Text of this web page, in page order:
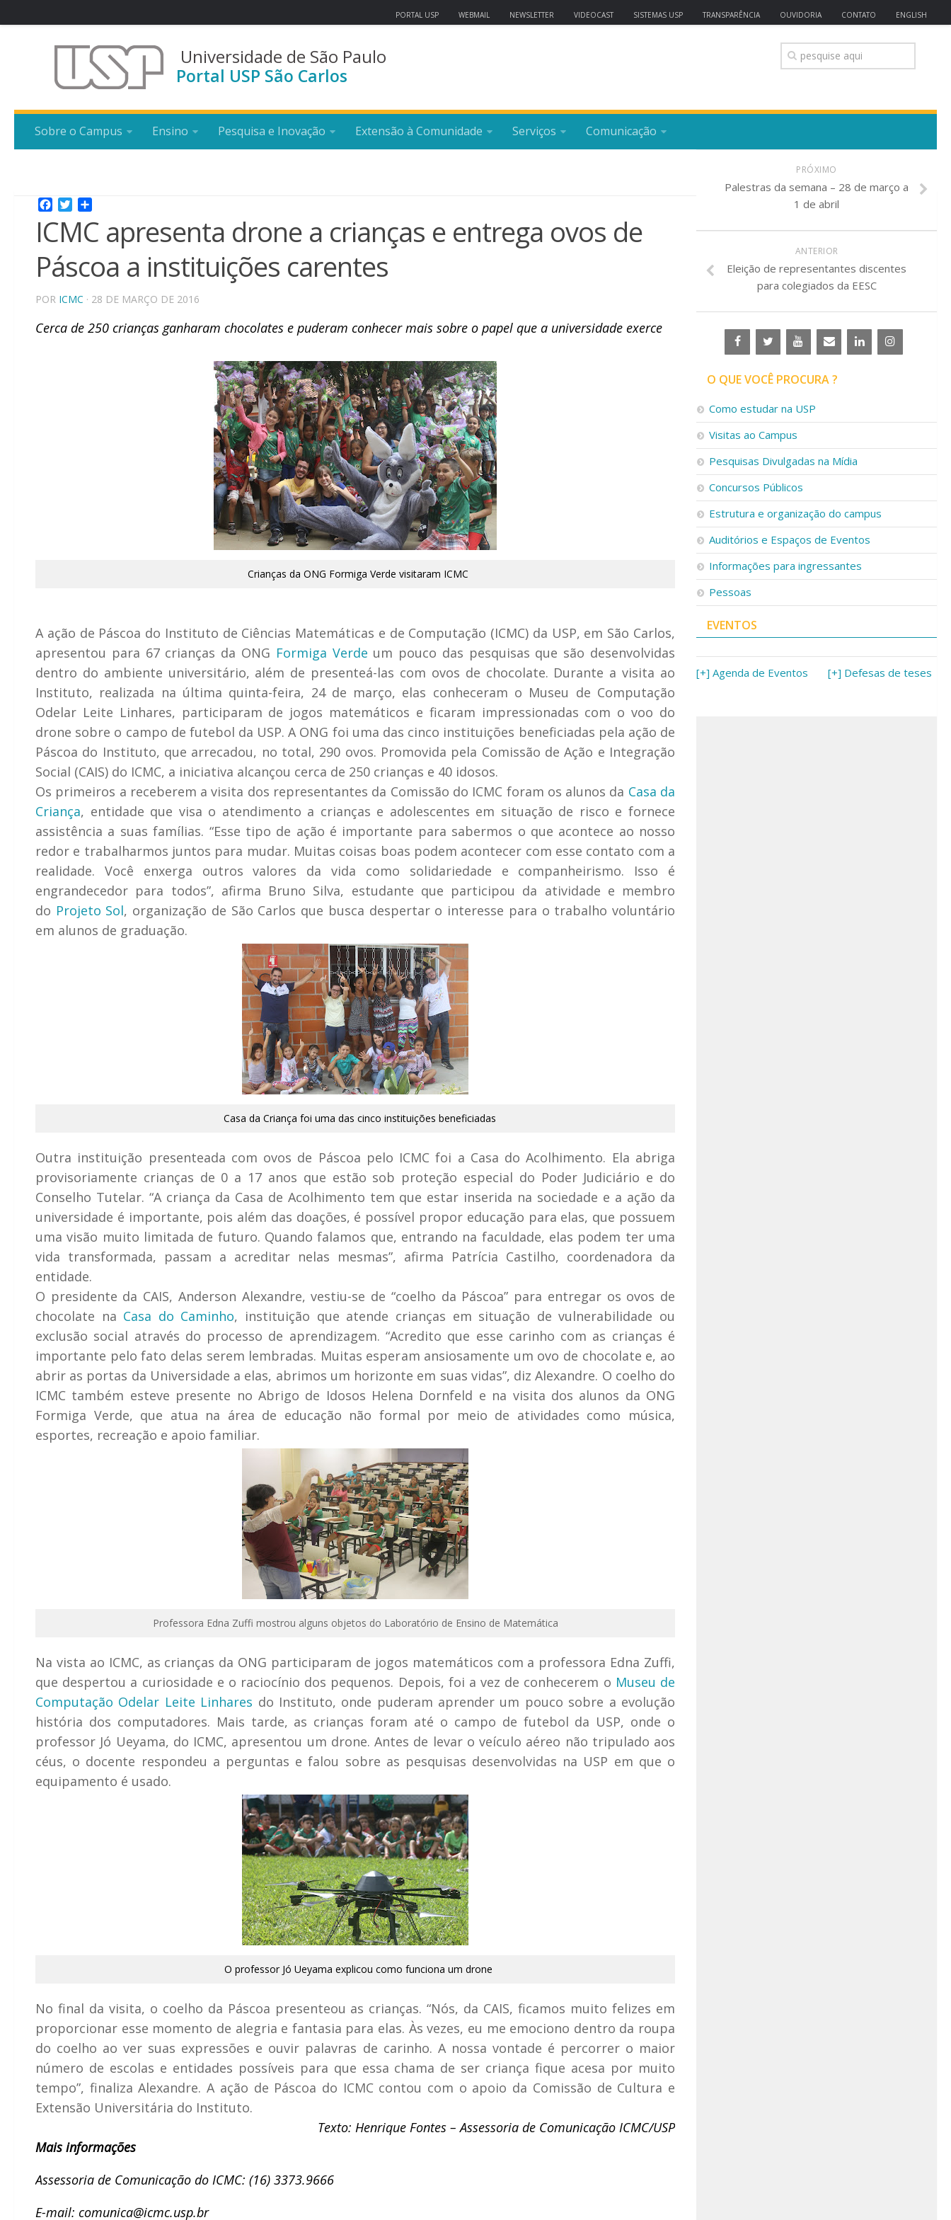
PORTAL USP WEBMAIL NEWSLETTER VIDEOCAST SISTEMAS USP TRANSPARÊNCIA OUVIDORIA CONTATO ENGLISH
Universidade de São Paulo
Portal USP São Carlos
Sobre o Campus Ensino Pesquisa e Inovação Extensão à Comunidade Serviços Comunicação
Facebook
Twitter
ICMC apresenta drone a crianças e entrega ovos de
Páscoa a instituições carentes
POR ICMC · 28 DE MARÇO DE 2016
Cerca de 250 crianças ganharam chocolates e puderam conhecer mais sobre o papel que a universidade exerce
Crianças da ONG Formiga Verde visitaram ICMC
A ação de Páscoa do Instituto de Ciências Matemáticas e de Computação (ICMC) da USP, em São Carlos,
apresentou para 67 crianças da ONG Formiga Verde um pouco das pesquisas que são desenvolvidas
dentro do ambiente universitário, além de presenteá-las com ovos de chocolate. Durante a visita ao
Instituto, realizada na última quinta-feira, 24 de março, elas conheceram o Museu de Computação
Odelar Leite Linhares, participaram de jogos matemáticos e ficaram impressionadas com o voo do
drone sobre o campo de futebol da USP. A ONG foi uma das cinco instituições beneficiadas pela ação de
Páscoa do Instituto, que arrecadou, no total, 290 ovos. Promovida pela Comissão de Ação e Integração
Social (CAIS) do ICMC, a iniciativa alcançou cerca de 250 crianças e 40 idosos.
Os primeiros a receberem a visita dos representantes da Comissão do ICMC foram os alunos da Casa da
Criança, entidade que visa o atendimento a crianças e adolescentes em situação de risco e fornece
assistência a suas famílias. “Esse tipo de ação é importante para sabermos o que acontece ao nosso
redor e trabalharmos juntos para mudar. Muitas coisas boas podem acontecer com esse contato com a
realidade. Você enxerga outros valores da vida como solidariedade e companheirismo. Isso é
engrandecedor para todos”, afirma Bruno Silva, estudante que participou da atividade e membro
do Projeto Sol, organização de São Carlos que busca despertar o interesse para o trabalho voluntário
em alunos de graduação.
Casa da Criança foi uma das cinco instituições beneficiadas
Outra instituição presenteada com ovos de Páscoa pelo ICMC foi a Casa do Acolhimento. Ela abriga
provisoriamente crianças de 0 a 17 anos que estão sob proteção especial do Poder Judiciário e do
Conselho Tutelar. “A criança da Casa de Acolhimento tem que estar inserida na sociedade e a ação da
universidade é importante, pois além das doações, é possível propor educação para elas, que possuem
uma visão muito limitada de futuro. Quando falamos que, entrando na faculdade, elas podem ter uma
vida transformada, passam a acreditar nelas mesmas”, afirma Patrícia Castilho, coordenadora da
entidade.
O presidente da CAIS, Anderson Alexandre, vestiu-se de “coelho da Páscoa” para entregar os ovos de
chocolate na Casa do Caminho, instituição que atende crianças em situação de vulnerabilidade ou
exclusão social através do processo de aprendizagem. “Acredito que esse carinho com as crianças é
importante pelo fato delas serem lembradas. Muitas esperam ansiosamente um ovo de chocolate e, ao
abrir as portas da Universidade a elas, abrimos um horizonte em suas vidas”, diz Alexandre. O coelho do
ICMC também esteve presente no Abrigo de Idosos Helena Dornfeld e na visita dos alunos da ONG
Formiga Verde, que atua na área de educação não formal por meio de atividades como música,
esportes, recreação e apoio familiar.
Professora Edna Zuffi mostrou alguns objetos do Laboratório de Ensino de Matemática
Na vista ao ICMC, as crianças da ONG participaram de jogos matemáticos com a professora Edna Zuffi,
que despertou a curiosidade e o raciocínio dos pequenos. Depois, foi a vez de conhecerem o Museu de
Computação Odelar Leite Linhares do Instituto, onde puderam aprender um pouco sobre a evolução
história dos computadores. Mais tarde, as crianças foram até o campo de futebol da USP, onde o
professor Jó Ueyama, do ICMC, apresentou um drone. Antes de levar o veículo aéreo não tripulado aos
céus, o docente respondeu a perguntas e falou sobre as pesquisas desenvolvidas na USP em que o
equipamento é usado.
O professor Jó Ueyama explicou como funciona um drone
No final da visita, o coelho da Páscoa presenteou as crianças. “Nós, da CAIS, ficamos muito felizes em
proporcionar esse momento de alegria e fantasia para elas. Às vezes, eu me emociono dentro da roupa
do coelho ao ver suas expressões e ouvir palavras de carinho. A nossa vontade é percorrer o maior
número de escolas e entidades possíveis para que essa chama de ser criança fique acesa por muito
tempo”, finaliza Alexandre. A ação de Páscoa do ICMC contou com o apoio da Comissão de Cultura e
Extensão Universitária do Instituto.
Texto: Henrique Fontes – Assessoria de Comunicação ICMC/USP
Mais informações
Assessoria de Comunicação do ICMC: (16) 3373.9666
E-mail: comunica@icmc.usp.br
PRÓXIMO
Palestras da semana – 28 de março a
1 de abril
ANTERIOR
Eleição de representantes discentes
para colegiados da EESC
O QUE VOCÊ PROCURA ?
Como estudar na USP
Visitas ao Campus
Pesquisas Divulgadas na Mídia
Concursos Públicos
Estrutura e organização do campus
Auditórios e Espaços de Eventos
Informações para ingressantes
Pessoas
EVENTOS
[+] Agenda de Eventos [+] Defesas de teses